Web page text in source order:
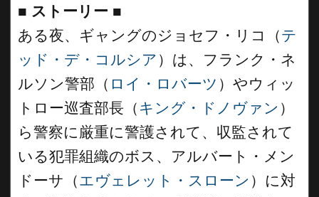
■ ストーリー ■
ある夜、ギャングのジョセフ・リコ（テ
ッド・デ・コルシア ）は、フランク・ネ
ルソン警部（ ロイ・ロバーツ ）やウィッ
トロー巡査部長（ キング・ドノヴァン ）
ら警察に厳重に警護されて、収監されて
いる犯罪組織のボス、アルバート・メン
ドーサ（エヴェレット・スローン ）に対